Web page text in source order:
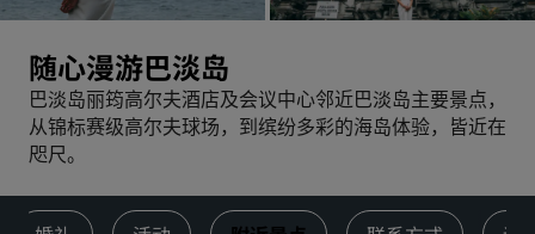
随心漫游巴淡岛
巴淡岛丽筠高尔夫酒店及会议中心邻近巴淡岛主要景点，
从锦标赛级高尔夫球场，到缤纷多彩的海岛体验，皆近在
咫尺。